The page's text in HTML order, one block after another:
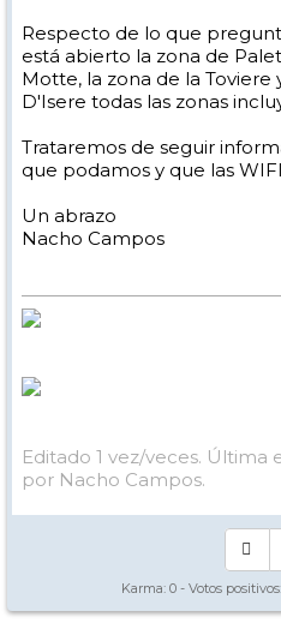
Respecto de lo que
está abierto la zona de
Motte, la zona de la Toviere
D'Isere todas las zonas
Trataremos de seguir
que podamos y que las
Un abrazo
Nacho Campos
Editado 1 vez/veces. Última
por Nacho Campos.
Karma: 0 - Votos positivos: